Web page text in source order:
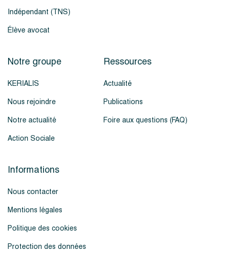
Indépendant (TNS)
Élève avocat
Notre groupe
KERIALIS
Nous rejoindre
Notre actualité
Action Sociale
Ressources
Actualité
Publications
Foire aux questions (FAQ)
Informations
Nous contacter
Mentions légales
Politique des cookies
Protection des données